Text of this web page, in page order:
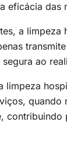
eficácia das
a
ao
limpeza